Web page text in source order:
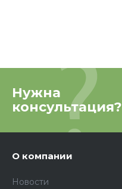
Нужна
консультация?
О компании
Новости